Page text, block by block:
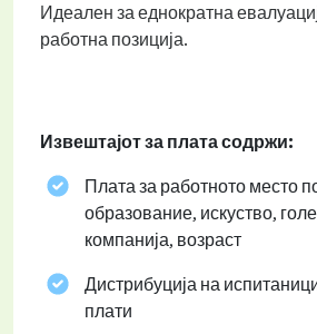
Идеален за еднократна
работна позиција.
Извештајот за плата содржи:
Плата за работното место
образование, искуство,
компанија, возраст
Дистрибуција на
плати